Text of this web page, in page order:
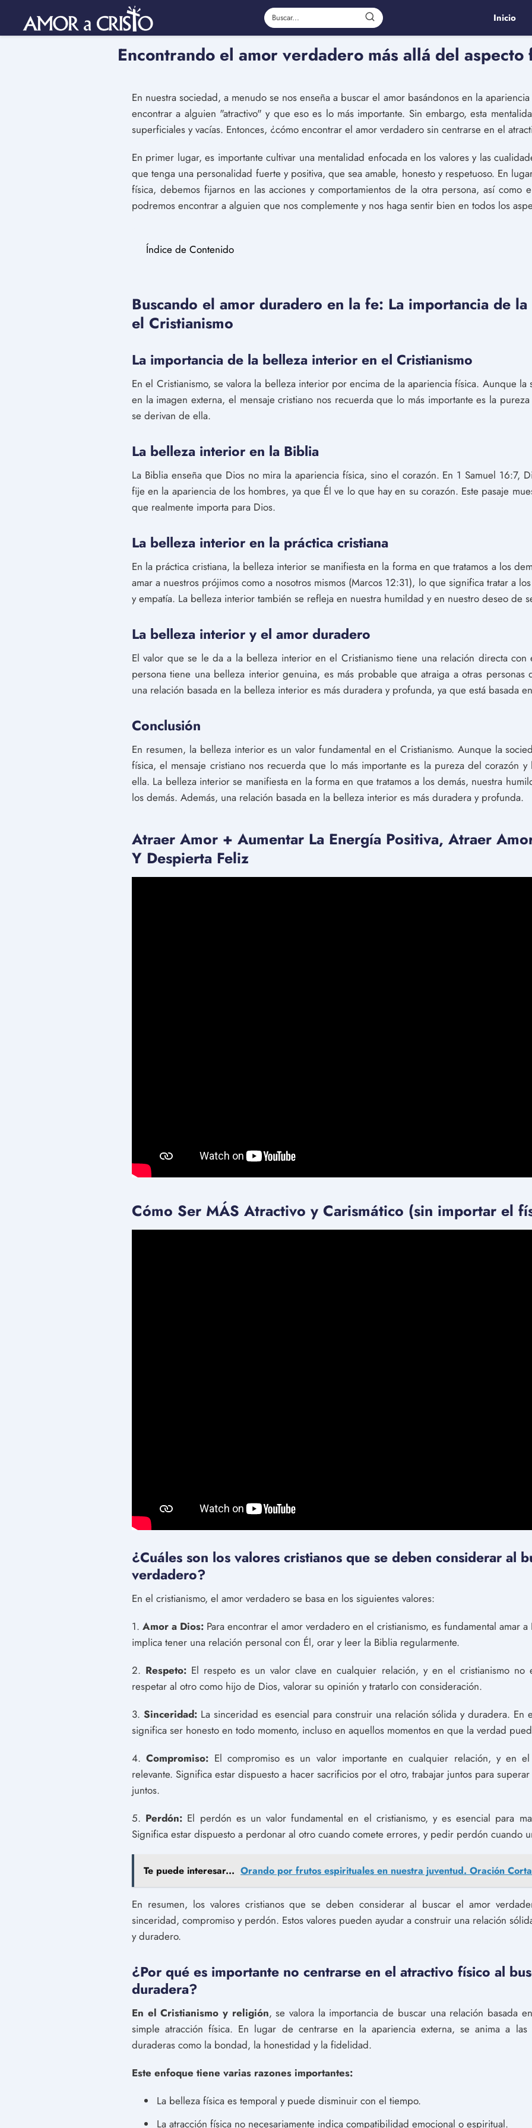
Inicio
Encontrando el amor verdadero más allá del aspecto
En nuestra sociedad, a menudo se nos enseña a buscar el amor basándonos en la
encontrar a alguien "atractivo" y que eso es lo más importante. Sin embargo, esta
superficiales y vacías. Entonces, ¿cómo encontrar el amor verdadero sin centrarse en el
En primer lugar, es importante cultivar una mentalidad enfocada en los valores y las
que tenga una personalidad fuerte y positiva, que sea amable, honesto y respetuoso. En
física, debemos fijarnos en las acciones y comportamientos de la otra persona, así como
podremos encontrar a alguien que nos complemente y nos haga sentir bien en todos los
Índice de Contenido
Buscando el amor duradero en la fe: La importancia de
el Cristianismo
La importancia de la belleza interior en el Cristianismo
En el Cristianismo, se valora la belleza interior por encima de la apariencia física. Aunque la
en la imagen externa, el mensaje cristiano nos recuerda que lo más importante es la
se derivan de ella.
La belleza interior en la Biblia
La Biblia enseña que Dios no mira la apariencia física, sino el corazón. En 1 Samuel 16:7,
fije en la apariencia de los hombres, ya que Él ve lo que hay en su corazón. Este pasaje
que realmente importa para Dios.
La belleza interior en la práctica cristiana
En la práctica cristiana, la belleza interior se manifiesta en la forma en que tratamos a los
amar a nuestros prójimos como a nosotros mismos (Marcos 12:31), lo que significa tratar a
y empatía. La belleza interior también se refleja en nuestra humildad y en nuestro deseo de
La belleza interior y el amor duradero
El valor que se le da a la belleza interior en el Cristianismo tiene una relación directa
persona tiene una belleza interior genuina, es más probable que atraiga a otras personas
una relación basada en la belleza interior es más duradera y profunda, ya que está basada
Conclusión
En resumen, la belleza interior es un valor fundamental en el Cristianismo. Aunque la
física, el mensaje cristiano nos recuerda que lo más importante es la pureza del corazón
ella. La belleza interior se manifiesta en la forma en que tratamos a los demás, nuestra
los demás. Además, una relación basada en la belleza interior es más duradera y profunda.
Atraer Amor + Aumentar La Energía Positiva, Atraer
Y Despierta Feliz
Cómo Ser MÁS Atractivo y Carismático (sin importar el
¿Cuáles son los valores cristianos que se deben considerar al
verdadero?
En el cristianismo, el amor verdadero se basa en los siguientes valores:
1. Amor a Dios: Para encontrar el amor verdadero en el cristianismo, es fundamental amar
implica tener una relación personal con Él, orar y leer la Biblia regularmente.
2. Respeto: El respeto es un valor clave en cualquier relación, y en el cristianismo no
respetar al otro como hijo de Dios, valorar su opinión y tratarlo con consideración.
3. Sinceridad:La sinceridad es esencial para construir una relación sólida y duradera. En
significa ser honesto en todo momento, incluso en aquellos momentos en que la verdad
4.Compromiso: El compromiso es un valor importante en cualquier relación, y en el
relevante. Significa estar dispuesto a hacer sacrificios por el otro, trabajar juntos para
juntos.
5. Perdón: El perdón es un valor fundamental en el cristianismo, y es esencial para
Significa estar dispuesto a perdonar al otro cuando comete errores, y pedir perdón cuando
Te puede interesar... Orando por frutos espirituales en nuestra juventud. Oración
En resumen, los valores cristianos que se deben considerar al buscar el amor
sinceridad, compromiso y perdón. Estos valores pueden ayudar a construir una relación
y duradero.
¿Por qué es importante no centrarse en el atractivo físico al
duradera?
En el Cristianismo y religión, se valora la importancia de buscar una relación basada
simple atracción física. En lugar de centrarse en la apariencia externa, se anima a las
duraderas como la bondad, la honestidad y la fidelidad.
Este enfoque tiene varias razones importantes:
La belleza física es temporal y puede disminuir con el tiempo.
La atracción física no necesariamente indica compatibilidad emocional o espiritual.